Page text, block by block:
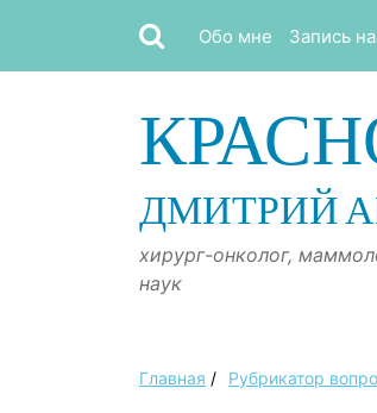
Обо мне Запись
ДМИТРИЙ
хирург-онколог,
наук
Главная / Рубрикатор